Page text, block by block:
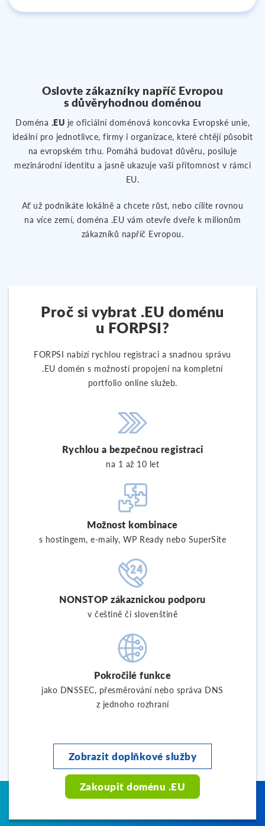
Oslovte zákazníky napříč Evropou
s důvěryhodnou doménou
Doména .EU je oficiální doménová koncovka Evropské unie,
ideální pro jednotlivce, firmy i organizace, které chtějí působit
na evropském trhu. Pomáhá budovat důvěru, posiluje
mezinárodní identitu a jasně ukazuje vaši přítomnost v rámci
EU.
Ať už podnikáte lokálně a chcete růst, nebo cílíte rovnou
na více zemí, doména .EU vám otevře dveře k milionům
zákazníků napříč Evropou.
Proč si vybrat .EU doménu
u FORPSI?
FORPSI nabízí rychlou registraci a snadnou správu
.EU domén s možností propojení na kompletní
portfolio online služeb.
Rychlou a bezpečnou registraci
na 1 až 10 let
Možnost kombinace
s hostingem, e-maily, WP Ready nebo SuperSite
NONSTOP zákaznickou podporu
v češtině či slovenštině
Pokročilé funkce
jako DNSSEC, přesměrování nebo správa DNS
z jednoho rozhraní
Zobrazit doplňkové služby
Zakoupit doménu .EU